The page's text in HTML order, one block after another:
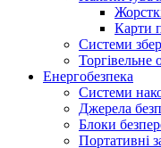
Карти
Системи
Торгівельне
Енергобезпека
Системи
Джерела
Блоки
Портативні